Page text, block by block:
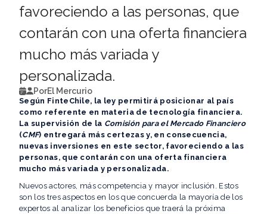
favoreciendo a las personas, que
contarán con una oferta financiera
mucho más variada y
personalizada.
PorEl Mercurio
Según FinteChile, la ley permitirá posicionar al país
como referente en materia de tecnología financiera.
La supervisión de la Comisión para el Mercado Financiero
(CMF) entregará más certezas y, en consecuencia,
nuevas inversiones en este sector, favoreciendo a las
personas, que contarán con una oferta financiera
mucho más variada y personalizada.
Nuevos actores, más competencia y mayor inclusión. Estos
son los tres aspectos en los que concuerda la mayoría de los
expertos al analizar los beneficios que traerá la próxima